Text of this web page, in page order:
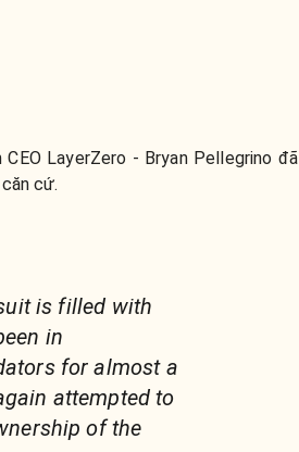
LayerZero - Bryan Pellegrino đã
cứ.
is filled with
in
for almost a
attempted to
of the